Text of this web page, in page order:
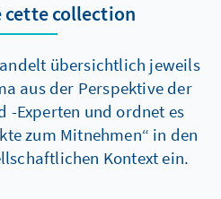
droht die Vorgabe von
aktiven Truppe bis 2035
cette collection
übersichtlich jeweils
aus der Perspektive der
-Experten und ordnet es
zum Mitnehmen“ in den
Kontext ein.